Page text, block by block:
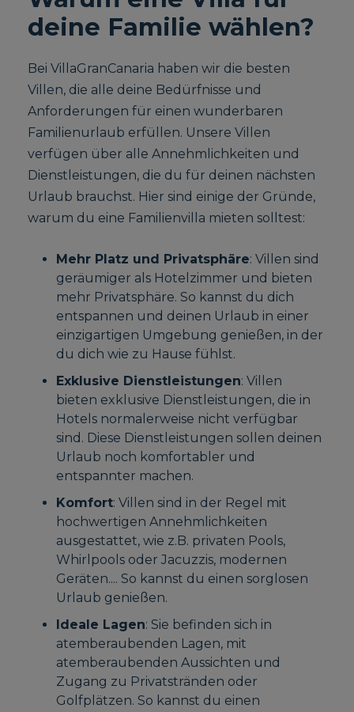
deine Familie wählen?
Bei VillaGranCanaria haben wir die besten
Villen, die alle deine Bedürfnisse und
Anforderungen für einen wunderbaren
Familienurlaub erfüllen. Unsere Villen
verfügen über alle Annehmlichkeiten und
Dienstleistungen, die du für deinen nächsten
Urlaub brauchst. Hier sind einige der Gründe,
warum du eine Familienvilla mieten solltest:
Mehr Platz und Privatsphäre: Villen sind
geräumiger als Hotelzimmer und bieten
mehr Privatsphäre. So kannst du dich
entspannen und deinen Urlaub in einer
einzigartigen Umgebung genießen, in der
du dich wie zu Hause fühlst.
Exklusive Dienstleistungen: Villen
bieten exklusive Dienstleistungen, die in
Hotels normalerweise nicht verfügbar
sind. Diese Dienstleistungen sollen deinen
Urlaub noch komfortabler und
entspannter machen.
Komfort: Villen sind in der Regel mit
hochwertigen Annehmlichkeiten
ausgestattet, wie z.B. privaten Pools,
Whirlpools oder Jacuzzis, modernen
Geräten.... So kannst du einen sorglosen
Urlaub genießen.
Ideale Lagen: Sie befinden sich in
atemberaubenden Lagen, mit
atemberaubenden Aussichten und
Zugang zu Privatstränden oder
Golfplätzen. So kannst du einen